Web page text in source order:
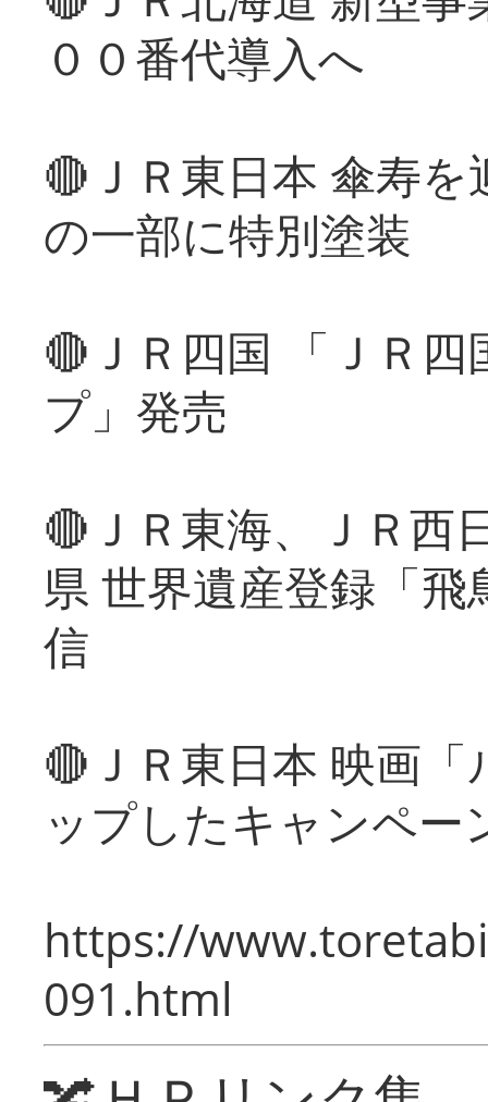
００番代導入へ
🔴ＪＲ東日本 傘寿
の一部に特別塗装
🔴ＪＲ四国 「ＪＲ
プ」発売
🔴ＪＲ東海、ＪＲ西
県 世界遺産登録「
信
🔴ＪＲ東日本 映画
ップしたキャンペー
https://
091.html